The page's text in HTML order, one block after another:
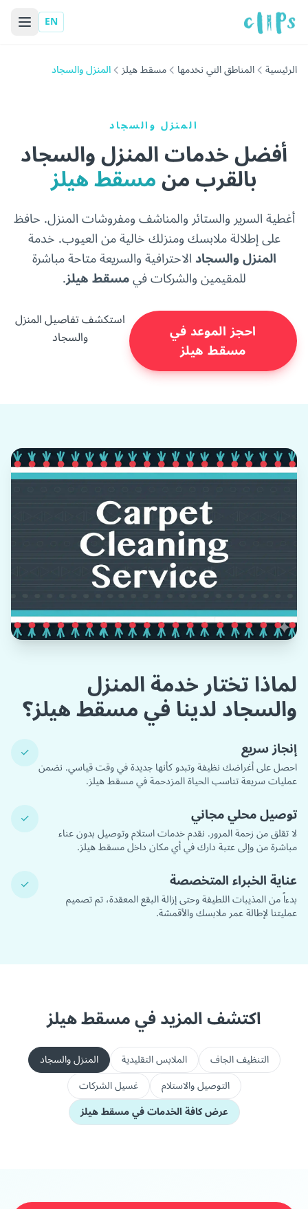
EN
الرئيسية المناطق التي نخدمها مسقط هيلز المنزل والسجاد
المنزل والسجاد
أفضل خدمات المنزل والسجاد
بالقرب منمسقط هيلز
أغطية السرير والستائر والمناشف ومفروشات المنزل. حافظ
على إطلالة ملابسك ومنزلك خالية من العيوب. خدمة
المنزل والسجادالاحترافية والسريعة متاحة مباشرة
للمقيمين والشركات فيمسقط هيلز.
احجز الموعد في
مسقط هيلز
استكشف تفاصيل المنزل
والسجاد
لماذا تختار خدمة المنزل
والسجاد لدينا في مسقط هيلز؟
✓ إنجاز سريع
احصل على أغراضك نظيفة وتبدو كأنها جديدة في وقت قياسي. نضمن
عمليات سريعة تناسب الحياة المزدحمة في مسقط هيلز.
✓ توصيل محلي مجاني
لا تقلق من زحمة المرور. نقدم خدمات استلام وتوصيل بدون عناء
مباشرة من وإلى عتبة دارك في أي مكان داخل مسقط هيلز.
✓ عناية الخبراء المتخصصة
بدءاً من المذيبات اللطيفة وحتى إزالة البقع المعقدة، تم تصميم
عمليتنا لإطالة عمر ملابسك والأقمشة.
اكتشف المزيد في مسقط هيلز
التنظيف الجاف الملابس التقليدية
المنزل والسجاد
التوصيل والاستلام
غسيل الشركات
عرض كافة الخدمات في مسقط هيلز